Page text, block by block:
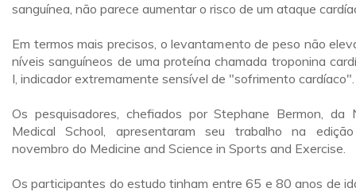
sanguínea, não parece aumentar o risco de um ataque
Em termos mais precisos, o levantamento de peso não
níveis sanguíneos de uma proteína chamada troponina
I, indicador extremamente sensível de "sofrimento cardíaco".
Os pesquisadores, chefiados por Stephane Bermon, da
Medical School, apresentaram seu trabalho na
novembro do Medicine and Science in Sports and Exercise.
Os participantes do estudo tinham entre 65 e 80 anos de